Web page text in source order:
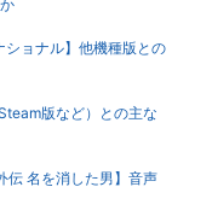
ョナル】他機種版との
版など）との主な
伝 名を消した男】音声